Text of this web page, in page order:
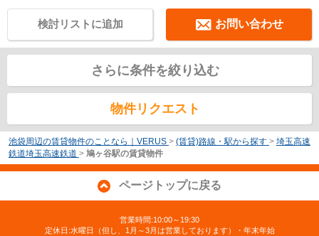
お問い合わせ
検討リストに追加
さらに条件を絞り込む
物件リクエスト
池袋周辺の賃貸物件のことなら｜VERUS > (賃貸)路線・駅から探す > 埼玉高速
鉄道埼玉高速鉄道 > 鳩ヶ谷駅の賃貸物件
ページトップに戻る
営業時間:10:00～19:30
定休日:水曜日（但し、1月～3月は営業しております）・年末年始